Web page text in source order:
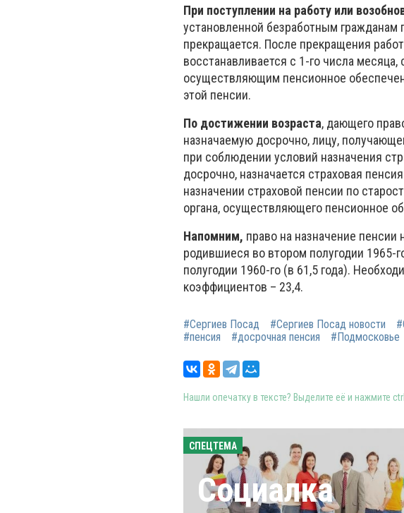
При поступлении на работу или
установленной безработным
прекращается. После прекращения
восстанавливается с 1-го числа
осуществляющим пенсионное
этой пенсии.
По достижении возраста, дающего
назначаемую досрочно, лицу,
при соблюдении условий назначения
досрочно, назначается страховая
назначении страховой пенсии по
органа, осуществляющего пенсионное
Напомним, право на назначение
родившиеся во втором полугодии 1965-
полугодии 1960-го (в 61,5 года).
коэффициентов – 23,4.
#Сергиев Посад #Сергиев Посад новости
#пенсия
#досрочная пенсия #Подмосковье
Нашли опечатку в тексте? Выделите её и нажмите
СПЕЦТЕМА
Социалка